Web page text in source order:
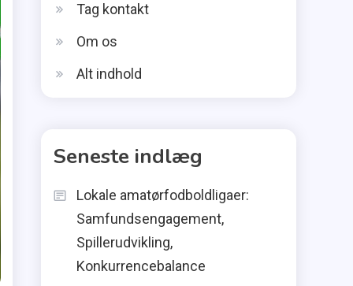
Tag kontakt
Om os
Alt indhold
Seneste indlæg
Lokale amatørfodboldligaer:
Samfundsengagement,
Spillerudvikling,
Konkurrencebalance